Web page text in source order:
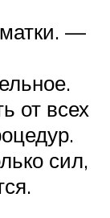
—
от всех
сил,